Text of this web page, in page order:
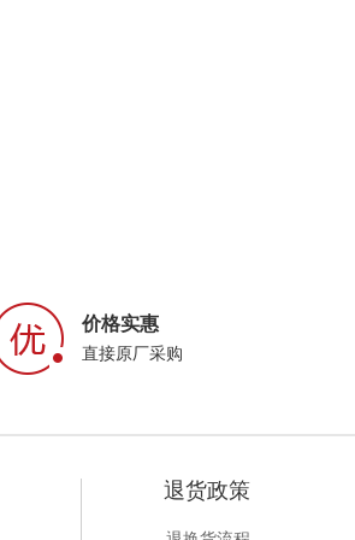
价格实惠
直接原厂采购
退货政策